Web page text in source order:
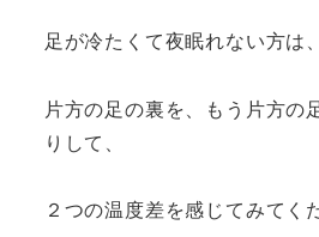
足が冷たくて夜眠れない方は、
片方の足の裏を、もう片方の
りして、
２つの温度差を感じてみてく